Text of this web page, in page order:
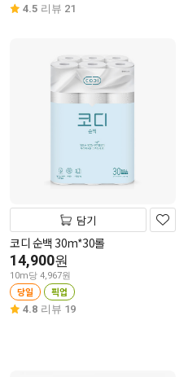
4.5 리뷰 21
담기
코디 순백 30m*30롤
14,900원
10m당 4,967원
당일 픽업
4.8 리뷰 19